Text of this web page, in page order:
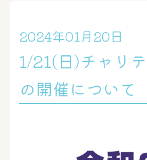
2024年01月20日
1/21(日)チャリ
の開催について